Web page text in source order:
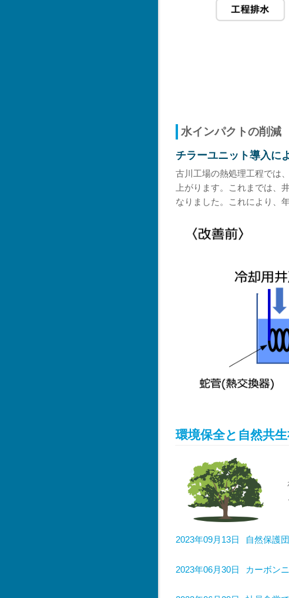
水インパクトの削減
チラーユニット導入に
古川工場の熱処理工程では
上がります。これまでは、
なりました。これにより、
環境保全と自然共
2023年09月13日 自然保護
2023年06月30日 カーボン